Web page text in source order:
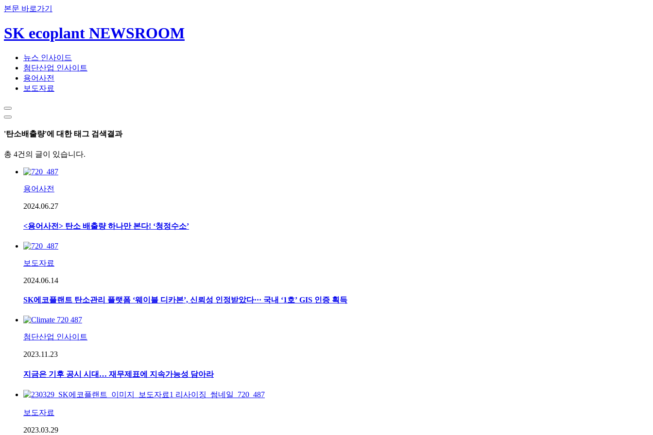
본문 바로가기
SK ecoplant NEWSROOM
뉴스 인사이드
첨단산업 인사이트
용어사전
보도자료
'탄소배출량'에 대한 태그 검색결과
총 4건의 글이 있습니다.
용어사전
2024.06.27
<용어사전> 탄소 배출량 하나만 본다! ‘청정수소’
보도자료
2024.06.14
SK에코플랜트 탄소관리 플랫폼 ‘웨이블 디카본’, 신뢰성 인정받았다··· 국내 ‘1호’ GIS 인증 획득
첨단산업 인사이트
2023.11.23
지금은 기후 공시 시대… 재무제표에 지속가능성 담아라
보도자료
2023.03.29